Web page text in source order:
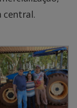
central.